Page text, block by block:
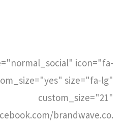
icon="fa-
size="fa-lg"
custom_size="21"
brandwave.co.